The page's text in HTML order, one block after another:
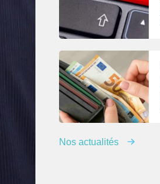
Nos actualités